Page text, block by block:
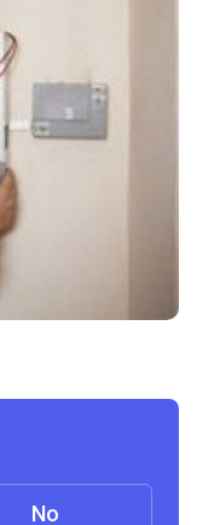
No